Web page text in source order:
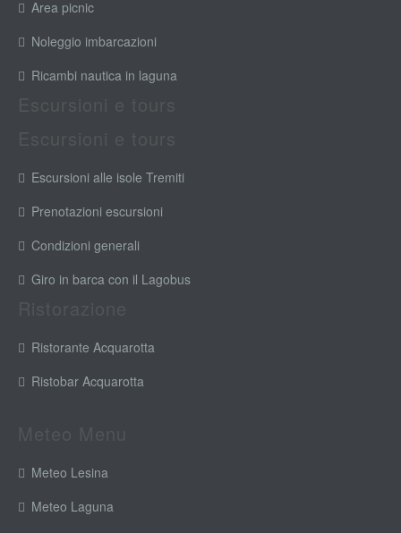
Area picnic
Noleggio imbarcazioni
Ricambi nautica in laguna
Escursioni alle isole Tremiti
Prenotazioni escursioni
Condizioni generali
Giro in barca con il Lagobus
Ristorante Acquarotta
Ristobar Acquarotta
Meteo Lesina
Meteo Laguna